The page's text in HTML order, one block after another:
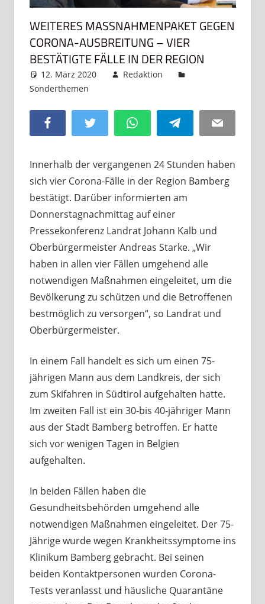
WEITERES MASSNAHMENPAKET GEGEN C
ORONA-AUSBREITUNG – VIER B
ESTÄTIGTE FÄLLE IN DER REGION
12. März 2020
Redaktion
Sonderthemen
Facebook Twitter WhatsAppTelegram Email
Innerhalb der vergangenen 24 Stunden haben
sich vier Corona-Fälle in der Region Bamberg
bestätigt. Darüber informierten am
Donnerstagnachmittag auf einer
Pressekonferenz Landrat Johann Kalb und
Oberbürgermeister Andreas Starke. „Wir
haben in allen vier Fällen umgehend alle
notwendigen Maßnahmen eingeleitet, um die
Bevölkerung zu schützen und die Betroffenen
bestmöglich zu versorgen“, so Landrat und
Oberbürgermeister.
In einem Fall handelt es sich um einen 75-
jährigen Mann aus dem Landkreis, der sich
zum Skifahren in Südtirol aufgehalten hatte.
Im zweiten Fall ist ein 30-bis 40-jähriger Mann
aus der Stadt Bamberg betroffen. Er hatte
sich vor wenigen Tagen in Belgien
aufgehalten.
In beiden Fällen haben die
Gesundheitsbehörden umgehend alle
notwendigen Maßnahmen eingeleitet. Der 75-
Jährige wurde wegen Krankheitssymptome ins
Klinikum Bamberg gebracht. Bei seinen
beiden Kontaktpersonen wurden Corona-
Tests veranlasst und häusliche Quarantäne